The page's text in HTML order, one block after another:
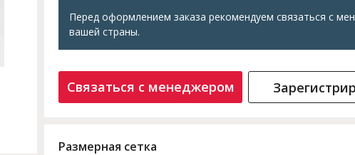
Перед оформлением заказа рекомендуем связаться с
вашей страны.
Связаться с менеджером
Размерная сетка